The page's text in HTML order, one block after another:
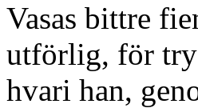
Vasas bittre
utförlig, för
hvari han,